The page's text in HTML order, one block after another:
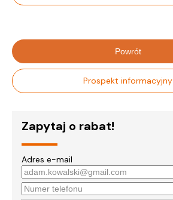
Powrót
Prospekt informacyjny
Zapytaj o rabat!
Adres e-mail